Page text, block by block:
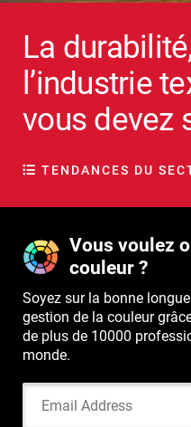
La
l’industrie
vous devez
TENDANCES DU
Vous voulez
couleur ?
Soyez sur la bonne
gestion de la couleur
de plus de 10000
monde.